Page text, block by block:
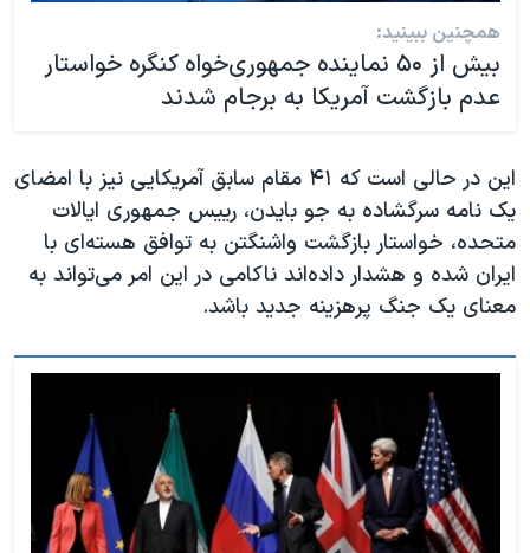
همچنین ببینید:
بیش از ۵۰ نماینده جمهوری‌خواه کنگره خواستار
عدم بازگشت آمریکا به برجام شدند
این در حالی است که ۴۱ مقام سابق آمریکایی نیز با امضای
یک نامه سرگشاده به جو بایدن، رییس جمهوری ایالات
متحده، خواستار بازگشت واشنگتن به توافق هسته‌ای با
ایران شده و هشدار داده‌اند ناکامی در این امر می‌تواند به
معنای یک جنگ پرهزینه جدید باشد.